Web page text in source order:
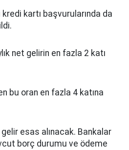
kredi kartı başvurularında da
net gelirin en fazla 2 katı
bu oran en fazla 4 katına
esas alınacak. Bankalar
borç durumu ve ödeme